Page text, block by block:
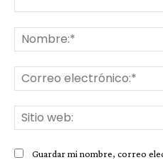
Guardar mi nombre, correo